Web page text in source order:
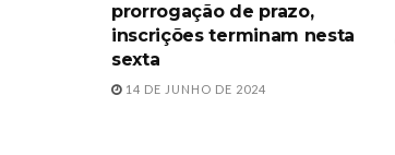
prorrogação de prazo,
inscrições terminam nesta
sexta
14 DE JUNHO DE 2024